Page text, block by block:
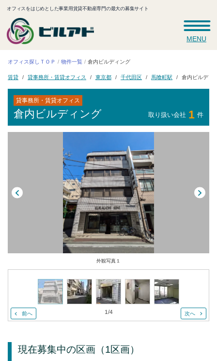
オフィスをはじめとした事業用賃貸不動産専門の最大の募集サイト
MENU
オフィス探しＴＯＰ 物件一覧 倉内ビルディング
賃貸 貸事務所・賃貸オフィス 東京都 千代田区 馬喰町駅 倉内ビルディ
貸事務所・賃貸オフィス
倉内ビルディング 取り扱い会社 1 件
外観写真１
前へ 1/4 次へ
現在募集中の区画 （1区画）